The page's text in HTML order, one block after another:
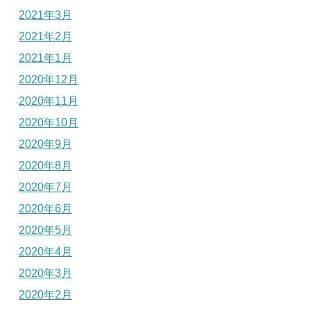
2021年3月
2021年2月
2021年1月
2020年12月
2020年11月
2020年10月
2020年9月
2020年8月
2020年7月
2020年6月
2020年5月
2020年4月
2020年3月
2020年2月